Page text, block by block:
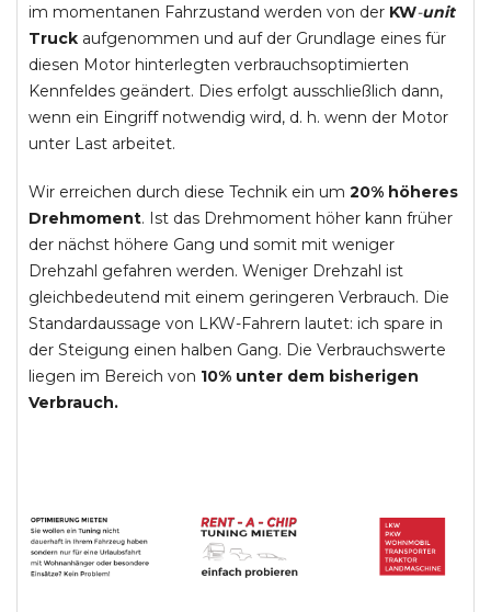
im momentanen Fahrzustand werden von der KW-unit
Truck aufgenommen und auf der Grundlage eines für
diesen Motor hinterlegten verbrauchsoptimierten
Kennfeldes geändert. Dies erfolgt ausschließlich dann,
wenn ein Eingriff notwendig wird, d. h. wenn der Motor
unter Last arbeitet.
Wir erreichen durch diese Technik ein um 20% höheres
Drehmoment. Ist das Drehmoment höher kann früher
der nächst höhere Gang und somit mit weniger
Drehzahl gefahren werden. Weniger Drehzahl ist
gleichbedeutend mit einem geringeren Verbrauch. Die
Standardaussage von LKW-Fahrern lautet: ich spare in
der Steigung einen halben Gang. Die Verbrauchswerte
liegen im Bereich von 10% unter dem bisherigen
Verbrauch.